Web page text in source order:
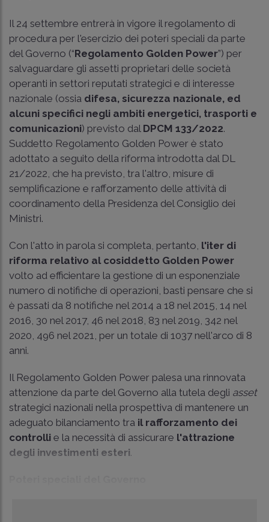
Il 24 settembre entrerà in vigore il regolamento di
procedura per l'esercizio dei poteri speciali da parte
del Governo (“Regolamento Golden Power”) per
salvaguardare gli assetti proprietari delle società
operanti in settori reputati strategici e di interesse
nazionale (ossia difesa, sicurezza nazionale, ed
alcuni specifici negli ambiti energetici, trasporti e
comunicazioni) previsto dal DPCM 133/2022.
Suddetto Regolamento Golden Power è stato
adottato a seguito della riforma introdotta dal DL
21/2022, che ha previsto, tra l'altro, misure di
semplificazione e rafforzamento delle attività di
coordinamento della Presidenza del Consiglio dei
Ministri.
Con l'atto in parola si completa, pertanto, l'iter di
riforma relativo al cosiddetto Golden Power
volto ad efficientare la gestione di un esponenziale
numero di notifiche di operazioni, basti pensare che si
è passati da 8 notifiche nel 2014 a 18 nel 2015, 14 nel
2016, 30 nel 2017, 46 nel 2018, 83 nel 2019, 342 nel
2020, 496 nel 2021, per un totale di 1037 nell'arco di 8
anni.
Il Regolamento Golden Power palesa una rinnovata
attenzione da parte del Governo alla tutela degli asset
strategici nazionali nella prospettiva di mantenere un
adeguato bilanciamento tra il rafforzamento dei
controlli e la necessità di assicurare l'attrazione
degli investimenti esteri.